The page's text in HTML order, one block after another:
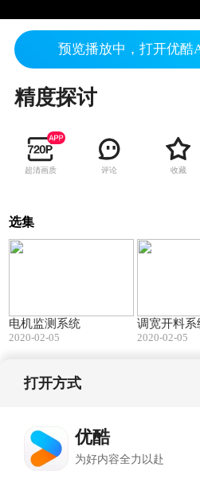
预览播放中，打开优酷
精度探讨
超清画质 评论 收藏
选集
电机监测系统
2020-02-05
调宽开料系
2020-02-05
打开方式
优酷
为好内容全力以赴